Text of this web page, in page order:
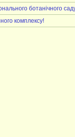
ботанічного
комплексу!